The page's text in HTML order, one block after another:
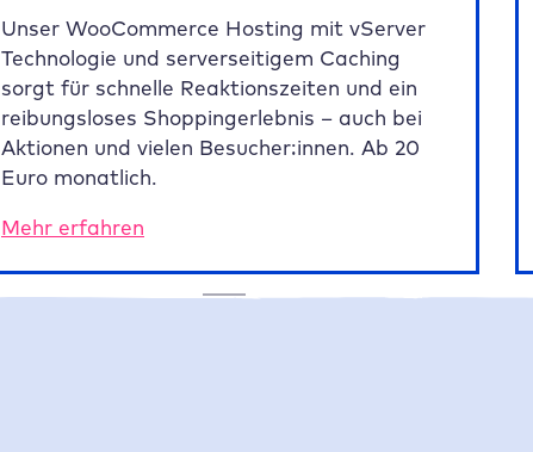
Unser WooCommerce Hosting mit vServer
Technologie und serverseitigem Caching
sorgt für schnelle Reaktionszeiten und ein
reibungsloses Shoppingerlebnis – auch bei
Aktionen und vielen Besucher:innen. Ab 20
Euro monatlich.
Mehr erfahren